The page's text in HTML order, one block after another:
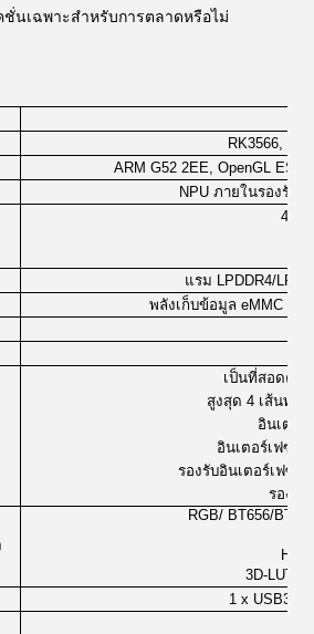
นเฉพาะสําหรับการตลาดหรือไม่
RK3566, กร
ARM G52 2EE, OpenGL ES
NPU ภายในรองรับก
แรม LPDDR4/
พลังเก็บข้อมูล eMMC 5.1
เป็นที่สอดคล้อ
สูงสุด 4 เส้นทา
อินเตอร์
อินเตอร์เฟซส
รองรับอินเตอร์เฟซ
รองรับ
RGB/ BT656/
3D-LUT/
1 x USB3.0